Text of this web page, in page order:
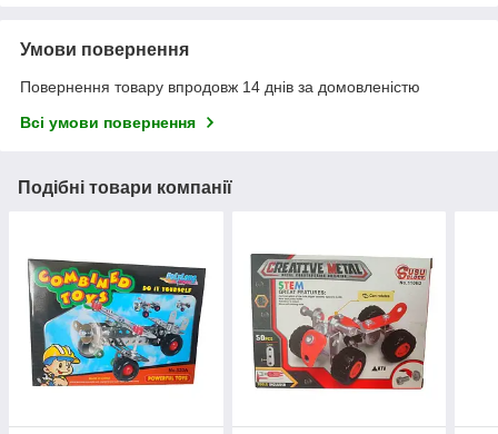
Умови повернення
Повернення товару впродовж 14 днів за домовленістю
Всі умови повернення
Подібні товари компанії